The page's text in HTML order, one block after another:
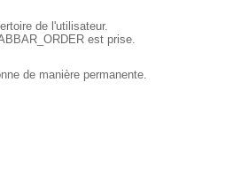
de l'utilisateur.
est prise.
de manière permanente.